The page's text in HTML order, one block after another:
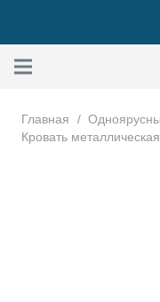
Главная /
Кровать